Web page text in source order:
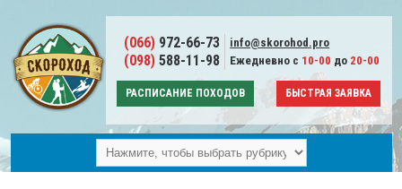
(066) 972-66-73
(098) 588-11-98
info@skorohod.pro
Ежедневно с 10-00 до 20-00
РАСПИСАНИЕ ПОХОДОВ БЫСТРАЯ ЗАЯВКА